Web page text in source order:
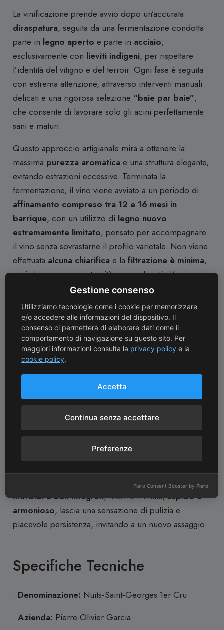
La vinificazione prende avvio dopo un’accurata
diraspatura, seguita da una fermentazione condotta
parte in legno aperto e parte in acciaio,
esclusivamente con lieviti indigeni, per rispettare
l’identità del vitigno e del terroir. Ogni fase è seguita
con estrema attenzione, attraverso interventi manuali
delicati e una rigorosa selezione “baie par baie”,
che consente di lavorare solo gli acini perfettamente
sani e maturi.
Questo approccio artigianale mira a ottenere la
massima purezza aromaticae una struttura elegante,
evitando estrazioni eccessive. Terminata la
fermentazione, il vino viene avviato a un periodo di
affinamento compreso tra 12 e 16 mesi in
barrique, con un utilizzo di legno nuovo
estremamente limitato, pensato per accompagnare
il vino senza sovrastarne il profilo varietale. Non viene
effettuata alcuna chiarificae la filtrazione è minima,
così da preservare integrità e complessità. L’unico
intervento enologico è l’aggiunta diSO₂
esclusivamente al momento dell’imbottigliamento
a tutela della stabilità del vino.
Degustazione
Alla vista si presenta con uncolore rosso rubino di
media intensità, luminoso e invitante. Il profilo
olfattivo è fine e articolato, con note di
spezie delicate, sentori dierbe aromatichee un
richiamo minerale. Al palato il sorso è
che dona slancio e freschezza. Itannini sono
morbidi e ben integrati, mentre il finale,sapido e
armonioso, lascia una sensazione di pulizia e
piacevole persistenza, invitando a un nuovo assaggio.
Specifiche Tecniche
· Denominazione: Nuits‑Saint‑Georges 1er Cru
· Azienda: Pierre-Olivier Garcia
Gestione consenso
Utilizziamo tecnologie come i cookie per memorizzare
e/o accedere alle informazioni del dispositivo. Il
consenso ci permetterà di elaborare dati come il
comportamento di navigazione su questo sito. Per
maggiori informazioni consulta la privacy policy e la
cookie policy.
Accetta
Continua senza accettare
Preferenze
Piero Consent Booster by Piero